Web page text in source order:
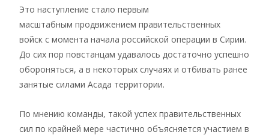
Это наступление стало первым
масштабным продвижением правительственных
войск с момента начала российской операции в Сирии.
До сих пор повстанцам удавалось достаточно успешно
обороняться, а в некоторых случаях и отбивать ранее
занятые силами Асада территории.
По мнению команды, такой успех правительственных
сил по крайней мере частично объясняется участием в